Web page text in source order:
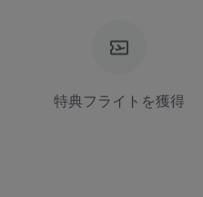
特典フライトを獲得